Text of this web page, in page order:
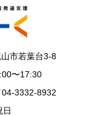
山市若葉台3-8
〜17:30
3332-8932
日